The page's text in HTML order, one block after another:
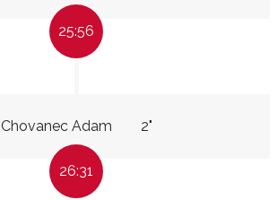
25:56
Chovanec Adam 2"
26:31